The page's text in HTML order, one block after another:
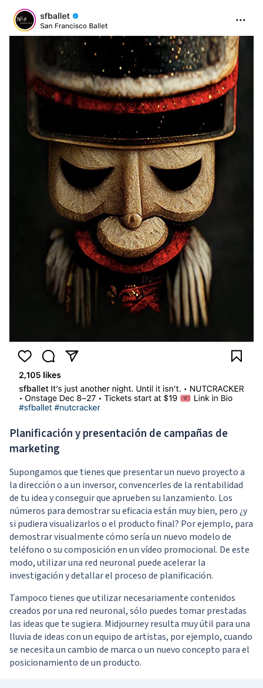
Planificación y presentación de campañas de
marketing
Supongamos que tienes que presentar un nuevo proyecto a
la dirección o a un inversor, convencerles de la rentabilidad
de tu idea y conseguir que aprueben su lanzamiento. Los
números para demostrar su eficacia están muy bien, pero ¿y
si pudiera visualizarlos o el producto final? Por ejemplo, para
demostrar visualmente cómo sería un nuevo modelo de
teléfono o su composición en un vídeo promocional. De este
modo, utilizar una red neuronal puede acelerar la
investigación y detallar el proceso de planificación.
Tampoco tienes que utilizar necesariamente contenidos
creados por una red neuronal, sólo puedes tomar prestadas
las ideas que te sugiera. Midjourney resulta muy útil para una
lluvia de ideas con un equipo de artistas, por ejemplo, cuando
se necesita un cambio de marca o un nuevo concepto para el
posicionamiento de un producto.